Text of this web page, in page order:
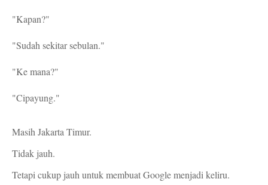
"Kapan?"
"Sudah sekitar sebulan."
"Ke mana?"
"Cipayung."
Masih Jakarta Timur.
Tidak jauh.
Tetapi cukup jauh untuk membuat Google menjadi keliru.